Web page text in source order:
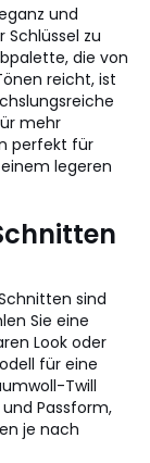
und
zu
die von
reicht, ist
mehr
perfekt für
legeren
sind
Sie eine
Look oder
für eine
Twill
Passform,
je nach